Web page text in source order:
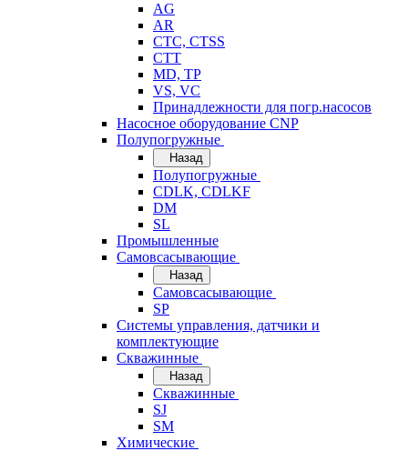
AG
AR
CTC, CTSS
CTT
MD, TP
VS, VC
Принадлежности для погр.насосов
Насосное оборудование CNP
Полупогружные
Назад
Полупогружные
CDLK, CDLKF
DM
SL
Промышленные
Самовсасывающие
Назад
Самовсасывающие
SP
Системы управления, датчики и
комплектующие
Скважинные
Назад
Скважинные
SJ
SM
Химические